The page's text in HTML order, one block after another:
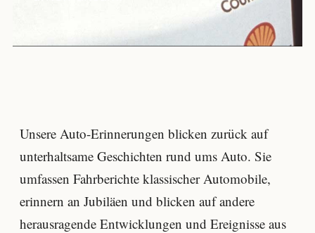
Unsere Auto-Erinnerungen blicken zurück auf
unterhaltsame Geschichten rund ums Auto. Sie
umfassen Fahrberichte klassischer Automobile,
erinnern an Jubiläen und blicken auf andere
herausragende Entwicklungen und Ereignisse aus